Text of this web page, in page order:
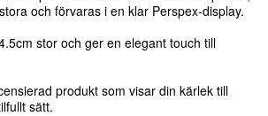
och förvaras i en klar Perspex-display.
stor och ger en elegant touch till
produkt som visar din kärlek till
sätt.